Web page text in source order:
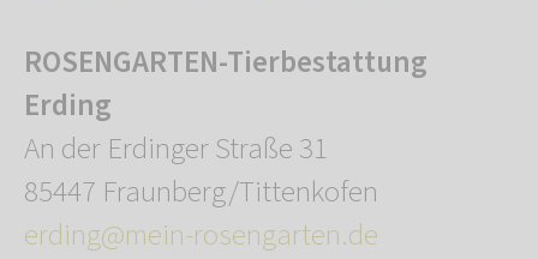
ROSENGARTEN-Tierbestattung
Erding
An der Erdinger Straße 31
85447 Fraunberg/Tittenkofen
erding@mein-rosengarten.de